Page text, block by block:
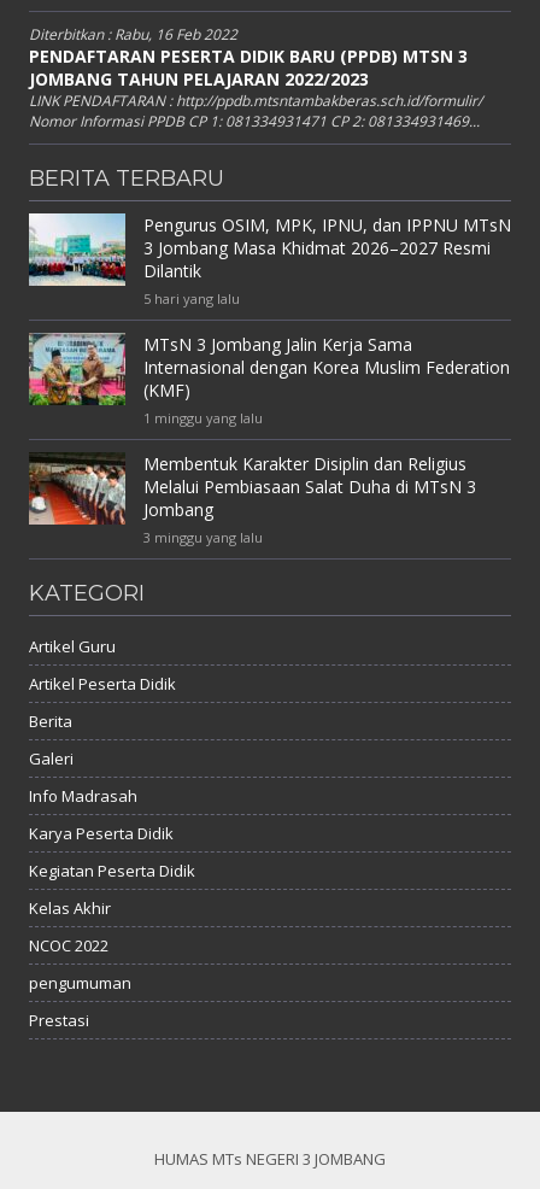
Diterbitkan :Rabu, 16 Feb 2022
PENDAFTARAN PESERTA DIDIK BARU (PPDB) MTSN 3
JOMBANG TAHUN PELAJARAN 2022/2023
LINK PENDAFTARAN : http://ppdb.mtsntambakberas.sch.id/formulir/
Nomor Informasi PPDB CP 1: 081334931471 CP 2: 081334931469...
BERITA TERBARU
Pengurus OSIM, MPK, IPNU, dan IPPNU MTsN
3 Jombang Masa Khidmat 2026–2027 Resmi
Dilantik
5 hari yang lalu
MTsN 3 Jombang Jalin Kerja Sama
Internasional dengan Korea Muslim Federation
(KMF)
1 minggu yang lalu
Membentuk Karakter Disiplin dan Religius
Melalui Pembiasaan Salat Duha di MTsN 3
Jombang
3 minggu yang lalu
KATEGORI
Artikel Guru
Artikel Peserta Didik
Berita
Galeri
Info Madrasah
Karya Peserta Didik
Kegiatan Peserta Didik
Kelas Akhir
NCOC 2022
pengumuman
Prestasi
HUMAS MTs NEGERI 3 JOMBANG